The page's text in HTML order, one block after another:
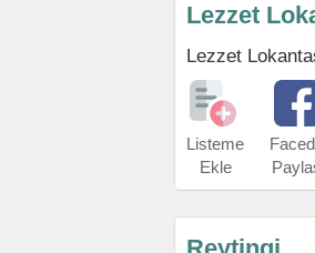
Lezzet
Lezzet
Listeme
Ekle